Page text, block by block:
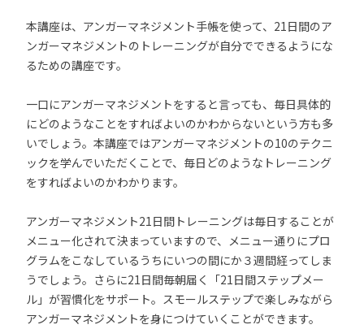
本講座は、アンガーマネジメント手帳を使って、21日間のア
ンガーマネジメントのトレーニングが自分でできるようにな
るための講座です。
一口にアンガーマネジメントをすると言っても、毎日具体的
にどのようなことをすればよいのかわからないという方も多
いでしょう。本講座ではアンガーマネジメントの10のテクニ
ックを学んでいただくことで、毎日どのようなトレーニング
をすればよいのかわかります。
アンガーマネジメント21日間トレーニングは毎日することが
メニュー化されて決まっていますので、メニュー通りにプロ
グラムをこなしているうちにいつの間にか３週間経ってしま
うでしょう。さらに21日間毎朝届く「21日間ステップメー
ル」が習慣化をサポート。スモールステップで楽しみながら
アンガーマネジメントを身につけていくことができます。